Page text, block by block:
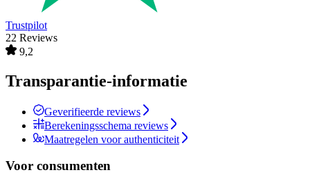
Trustpilot
22 Reviews
9,2
Transparantie-informatie
Geverifieerde reviews
Berekeningsschema reviews
Maatregelen voor authenticiteit
Voor consumenten